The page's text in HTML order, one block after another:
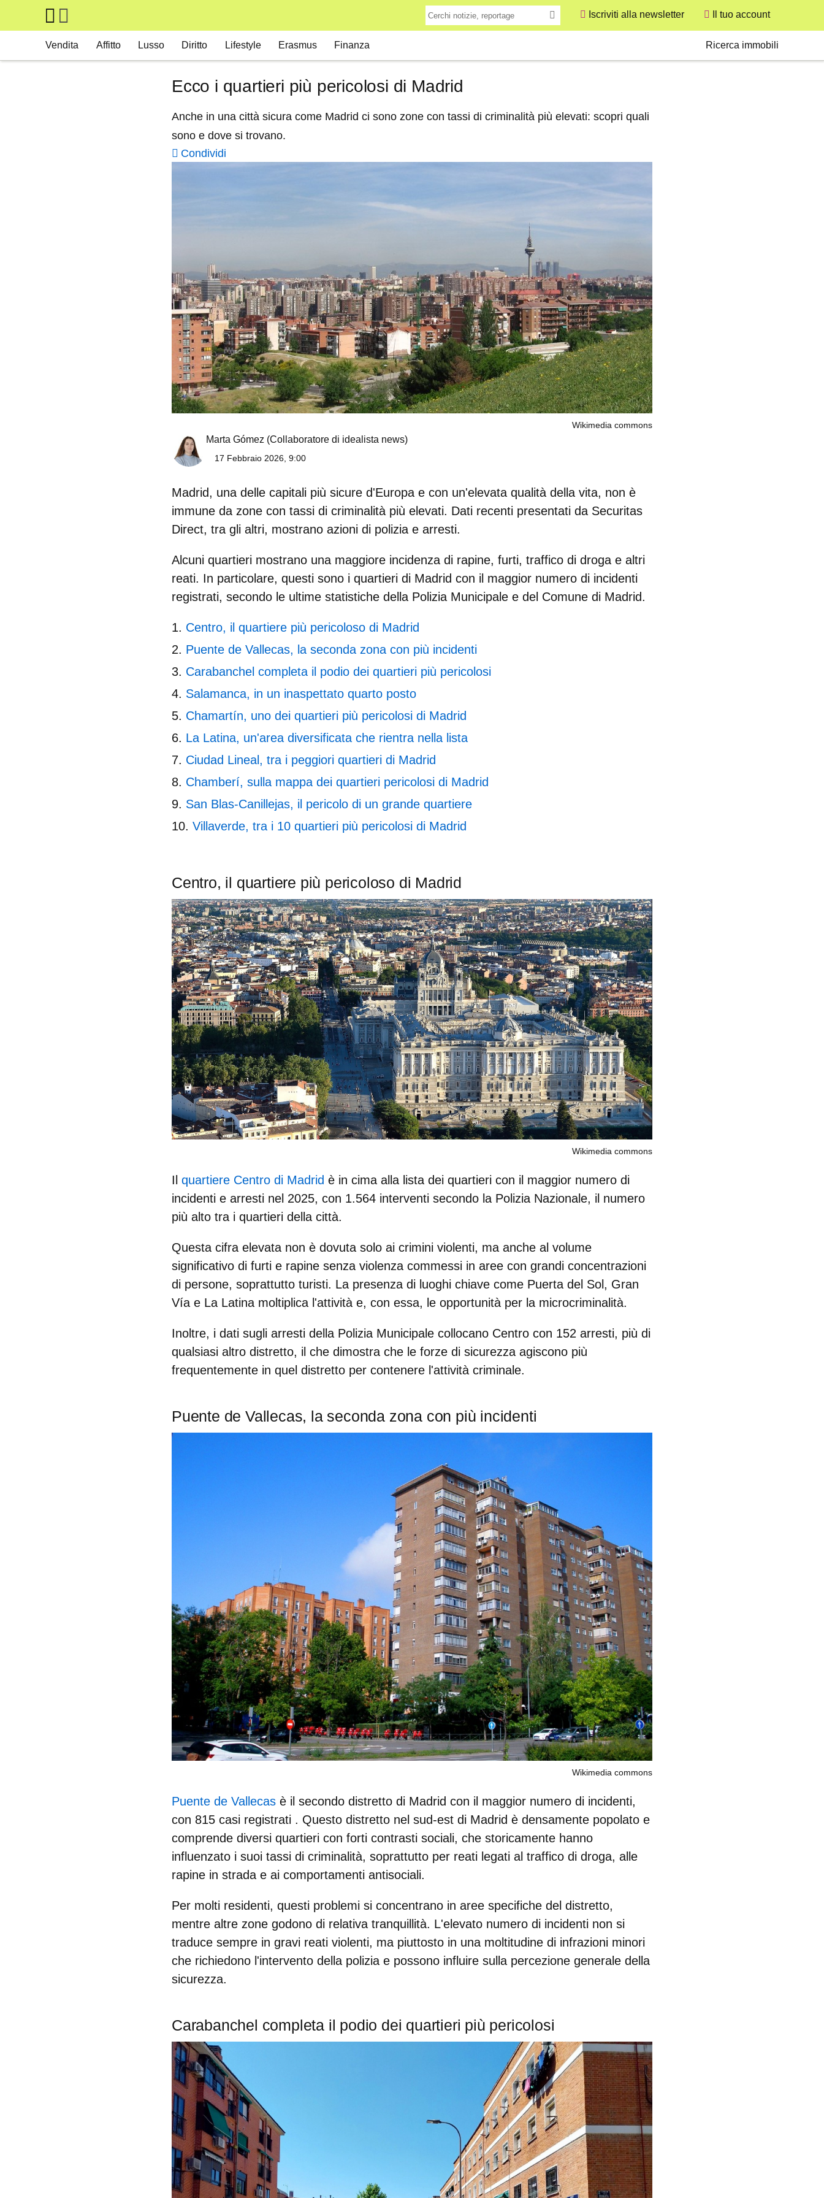
Skip to main content
Iscriviti alla newsletter
User
Il tuo account
Vendita Affitto Lusso Diritto Lifestyle Erasmus Finanza Ricerca immobili
Ecco i quartieri più pericolosi di Madrid
Anche in una città sicura come Madrid ci sono zone con tassi di criminalità più elevati: scopri quali
sono e dove si trovano.
Condividi
Wikimedia commons
Marta Gómez (Collaboratore di idealista news)
17 Febbraio 2026, 9:00
Madrid, una delle capitali più sicure d'Europa e con un'elevata qualità della vita, non è
immune da zone con tassi di criminalità più elevati. Dati recenti presentati da Securitas
Direct, tra gli altri, mostrano azioni di polizia e arresti.
Alcuni quartieri mostrano una maggiore incidenza di rapine, furti, traffico di droga e altri
reati. In particolare, questi sono i quartieri di Madrid con il maggior numero di incidenti
registrati, secondo le ultime statistiche della Polizia Municipale e del Comune di Madrid.
Centro, il quartiere più pericoloso di Madrid
Puente de Vallecas, la seconda zona con più incidenti
Carabanchel completa il podio dei quartieri più pericolosi
Salamanca, in un inaspettato quarto posto
Chamartín, uno dei quartieri più pericolosi di Madrid
La Latina, un'area diversificata che rientra nella lista
Ciudad Lineal, tra i peggiori quartieri di Madrid
Chamberí, sulla mappa dei quartieri pericolosi di Madrid
San Blas-Canillejas, il pericolo di un grande quartiere
Villaverde, tra i 10 quartieri più pericolosi di Madrid
Centro, il quartiere più pericoloso di Madrid
Wikimedia commons
Il quartiere Centro di Madrid è in cima alla lista dei quartieri con il maggior numero di
incidenti e arresti nel 2025, con 1.564 interventi secondo la Polizia Nazionale, il numero
più alto tra i quartieri della città.
Questa cifra elevata non è dovuta solo ai crimini violenti, ma anche al volume
significativo di furti e rapine senza violenza commessi in aree con grandi concentrazioni
di persone, soprattutto turisti. La presenza di luoghi chiave come Puerta del Sol, Gran
Vía e La Latina moltiplica l'attività e, con essa, le opportunità per la microcriminalità.
Inoltre, i dati sugli arresti della Polizia Municipale collocano Centro con 152 arresti, più di
qualsiasi altro distretto, il che dimostra che le forze di sicurezza agiscono più
frequentemente in quel distretto per contenere l'attività criminale.
Puente de Vallecas, la seconda zona con più incidenti
Wikimedia commons
Puente de Vallecas è il secondo distretto di Madrid con il maggior numero di incidenti,
con 815 casi registrati . Questo distretto nel sud-est di Madrid è densamente popolato e
comprende diversi quartieri con forti contrasti sociali, che storicamente hanno
influenzato i suoi tassi di criminalità, soprattutto per reati legati al traffico di droga, alle
rapine in strada e ai comportamenti antisociali.
Per molti residenti, questi problemi si concentrano in aree specifiche del distretto,
mentre altre zone godono di relativa tranquillità. L'elevato numero di incidenti non si
traduce sempre in gravi reati violenti, ma piuttosto in una moltitudine di infrazioni minori
che richiedono l'intervento della polizia e possono influire sulla percezione generale della
sicurezza.
Carabanchel completa il podio dei quartieri più pericolosi